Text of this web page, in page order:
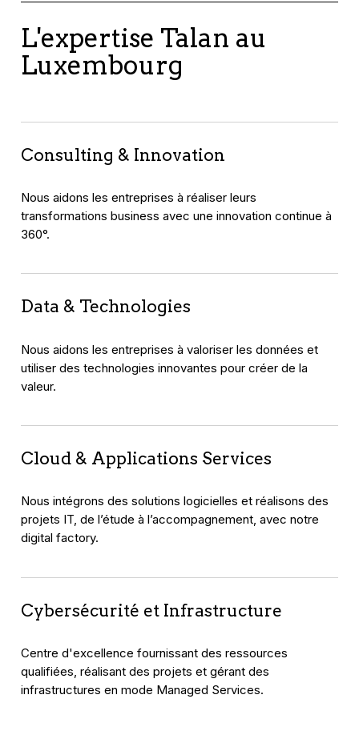
L'expertise Talan au
Luxembourg
Consulting & Innovation
Nous aidons les entreprises à réaliser leurs
transformations business avec une innovation continue à
360°.
Data & Technologies
Nous aidons les entreprises à valoriser les données et
utiliser des technologies innovantes pour créer de la
valeur.
Cloud & Applications Services
Nous intégrons des solutions logicielles et réalisons des
projets IT, de l’étude à l’accompagnement, avec notre
digital factory.
Cybersécurité et Infrastructure
Centre d'excellence fournissant des ressources
qualifiées, réalisant des projets et gérant des
infrastructures en mode Managed Services.